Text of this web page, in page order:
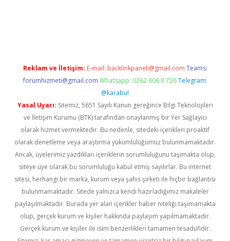
Reklam ve İletişim: E-mail: backlinkpaneli@gmail.com Teams:
forumhizmeti@gmail.com Whatsapp: 0262 606 0 726 Telegram:
@karabul
Yasal Uyarı: Sitemiz, 5651 Sayılı Kanun gereğince Bilgi Teknolojileri
ve İletişim Kurumu (BTK) tarafından onaylanmış bir Yer Sağlayıcı
olarak hizmet vermektedir. Bu nedenle, sitedeki içerikleri proaktif
olarak denetleme veya araştırma yükümlülüğümüz bulunmamaktadır.
Ancak, üyelerimiz yazdıkları içeriklerin sorumluluğunu taşımakta olup,
siteye üye olarak bu sorumluluğu kabul etmiş sayılırlar. Bu internet
sitesi, herhangi bir marka, kurum veya şahıs şirketi ile hiçbir bağlantısı
bulunmamaktadır. Sitede yalnızca kendi hazırladığımız makaleler
paylaşılmaktadır. Burada yer alan içerikler haber niteliği taşımamakta
olup, gerçek kurum ve kişiler hakkında paylaşım yapılmamaktadır.
Gerçek kurum ve kişiler ile isim benzerlikleri tamamen tesadüfidir.